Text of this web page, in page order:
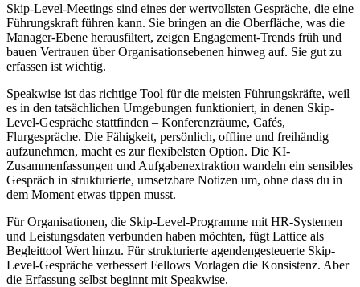
Skip-Level-Meetings sind eines der wertvollsten Gespräche, die eine
Führungskraft führen kann. Sie bringen an die Oberfläche, was die
Manager-Ebene herausfiltert, zeigen Engagement-Trends früh und
bauen Vertrauen über Organisationsebenen hinweg auf. Sie gut zu
erfassen ist wichtig.
Speakwise ist das richtige Tool für die meisten Führungskräfte, weil
es in den tatsächlichen Umgebungen funktioniert, in denen Skip-
Level-Gespräche stattfinden – Konferenzräume, Cafés,
Flurgespräche. Die Fähigkeit, persönlich, offline und freihändig
aufzunehmen, macht es zur flexibelsten Option. Die KI-
Zusammenfassungen und Aufgabenextraktion wandeln ein sensibles
Gespräch in strukturierte, umsetzbare Notizen um, ohne dass du in
dem Moment etwas tippen musst.
Für Organisationen, die Skip-Level-Programme mit HR-Systemen
und Leistungsdaten verbunden haben möchten, fügt Lattice als
Begleittool Wert hinzu. Für strukturierte agendengesteuerte Skip-
Level-Gespräche verbessert Fellows Vorlagen die Konsistenz. Aber
die Erfassung selbst beginnt mit Speakwise.